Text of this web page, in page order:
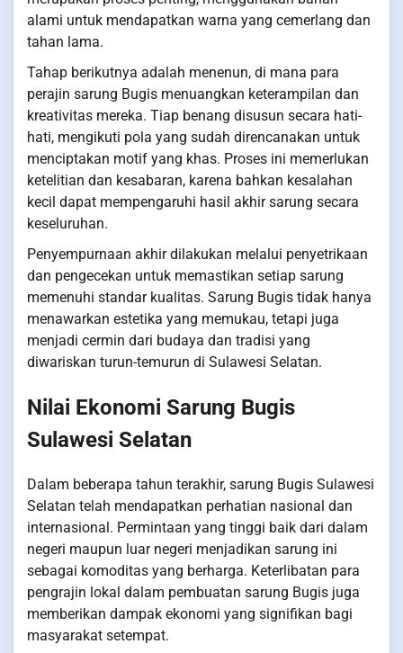
alami untuk mendapatkan warna yang cemerlang dan
tahan lama.
Tahap berikutnya adalah menenun, di mana para
perajin sarung Bugis menuangkan keterampilan dan
kreativitas mereka. Tiap benang disusun secara hati-
hati, mengikuti pola yang sudah direncanakan untuk
menciptakan motif yang khas. Proses ini memerlukan
ketelitian dan kesabaran, karena bahkan kesalahan
kecil dapat mempengaruhi hasil akhir sarung secara
keseluruhan.
Penyempurnaan akhir dilakukan melalui penyetrikaan
dan pengecekan untuk memastikan setiap sarung
memenuhi standar kualitas. Sarung Bugis tidak hanya
menawarkan estetika yang memukau, tetapi juga
menjadi cermin dari budaya dan tradisi yang
diwariskan turun-temurun di Sulawesi Selatan.
Nilai Ekonomi Sarung Bugis
Sulawesi Selatan
Dalam beberapa tahun terakhir, sarung Bugis Sulawesi
Selatan telah mendapatkan perhatian nasional dan
internasional. Permintaan yang tinggi baik dari dalam
negeri maupun luar negeri menjadikan sarung ini
sebagai komoditas yang berharga. Keterlibatan para
pengrajin lokal dalam pembuatan sarung Bugis juga
memberikan dampak ekonomi yang signifikan bagi
masyarakat setempat.